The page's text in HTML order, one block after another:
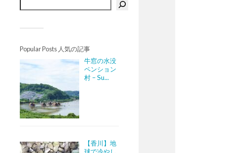
Popular Posts 人気の記事
牛窓の水没
ペンション
村 – Su...
【香川】地